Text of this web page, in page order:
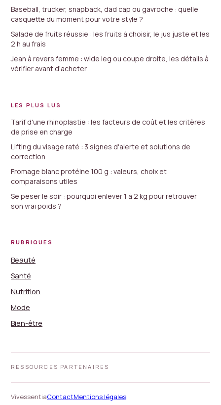
Baseball, trucker, snapback, dad cap ou gavroche : quelle
casquette du moment pour votre style ?
Salade de fruits réussie : les fruits à choisir, le jus juste et les
2 h au frais
Jean à revers femme : wide leg ou coupe droite, les détails à
vérifier avant d’acheter
LES PLUS LUS
Tarif d'une rhinoplastie : les facteurs de coût et les critères
de prise en charge
Lifting du visage raté : 3 signes d'alerte et solutions de
correction
Fromage blanc protéine 100 g : valeurs, choix et
comparaisons utiles
Se peser le soir : pourquoi enlever 1 à 2 kg pour retrouver
son vrai poids ?
RUBRIQUES
Beauté
Santé
Nutrition
Mode
Bien-être
RESSOURCES PARTENAIRES
VivessentiaContactMentions légales